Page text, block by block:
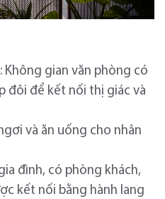
Không gian văn phòng có
đôi để kết nối thị giác và
và ăn uống cho nhân
đình, có phòng khách,
kết nối bằng hành lang